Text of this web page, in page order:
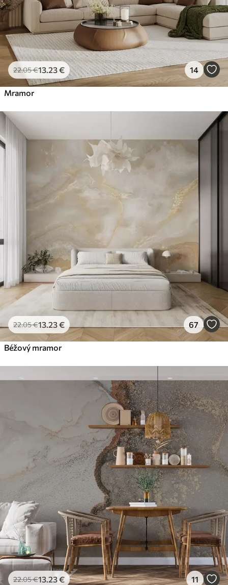
22.05€13.23€ 14
Mramor
22.05€13.23€ 67
Béžový mramor
22.05€13.23€ 11